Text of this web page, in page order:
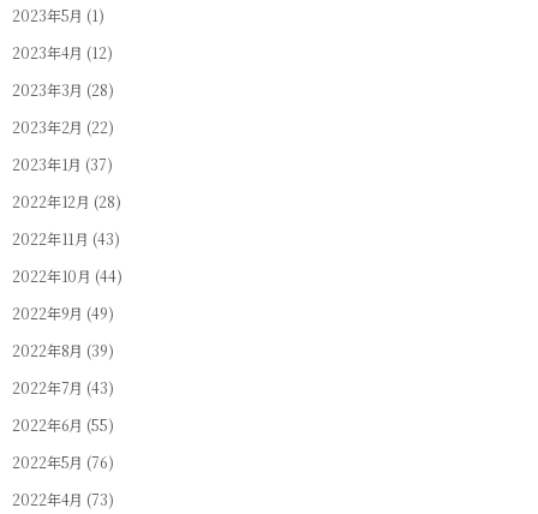
2023年5月 (1)
2023年4月 (12)
2023年3月 (28)
2023年2月 (22)
2023年1月 (37)
2022年12月 (28)
2022年11月 (43)
2022年10月 (44)
2022年9月 (49)
2022年8月 (39)
2022年7月 (43)
2022年6月 (55)
2022年5月 (76)
2022年4月 (73)